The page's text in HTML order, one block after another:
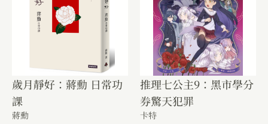
歲月靜好：蔣勳 日常功
課
蔣勳
推理七公主9：黑市學分
券驚天犯罪
卡特